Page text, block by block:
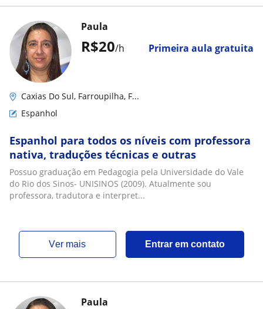
R$20/h Primeira aula gratuita
Paula
Caxias Do Sul, Farroupilha, F...
Espanhol
Espanhol para todos os níveis com professora
nativa, traduções técnicas e outras
Possuo graduação em Pedagogia pela Universidade do Vale
do Rio dos Sinos- UNISINOS (2009). Atualmente sou
professora, tradutora e interpret...
ver mais Entrar em contato
Paula